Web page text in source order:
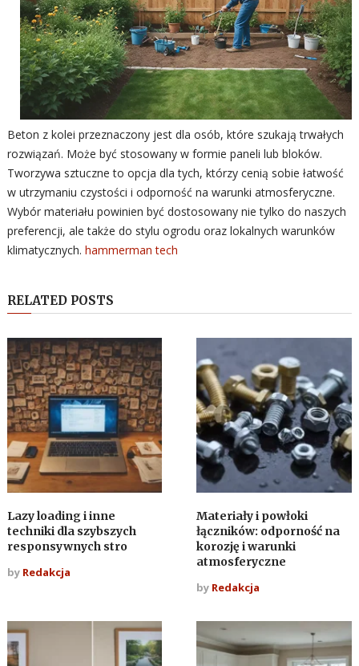
Beton z kolei przeznaczony jest dla osób, które szukają trwałych
rozwiązań. Może być stosowany w formie paneli lub bloków.
Tworzywa sztuczne to opcja dla tych, którzy cenią sobie łatwość
w utrzymaniu czystości i odporność na warunki atmosferyczne.
Wybór materiału powinien być dostosowany nie tylko do naszych
preferencji, ale także do stylu ogrodu oraz lokalnych warunków
klimatycznych. hammerman tech
RELATED POSTS
Lazy loading i inne
techniki dla szybszych
responsywnych stro
by Redakcja
Materiały i powłoki
łączników: odporność na
korozję i warunki
atmosferyczne
by Redakcja